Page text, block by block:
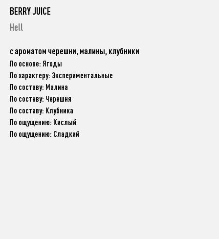
BERRY JUICE
Hell
с ароматом черешни, малины, клубники
По основе: Ягоды
По характеру: Экспериментальные
По составу: Малина
По составу: Черешня
По составу: Клубника
По ощущению: Кислый
По ощущению: Сладкий